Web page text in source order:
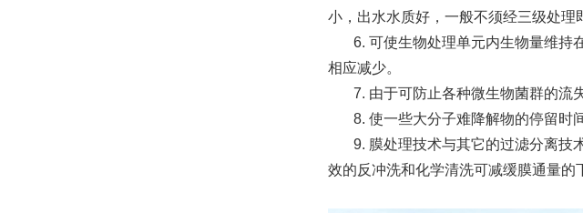
小，出水水质好，一般不须经三级处理
6. 可使生物处理单元内生物量维持
相应减少。
7. 由于可防止各种微生物菌群的流失
8. 使一些大分子难降解物的停留时间
9. 膜处理技术与其它的过滤分离技
效的反冲洗和化学清洗可减缓膜通量的